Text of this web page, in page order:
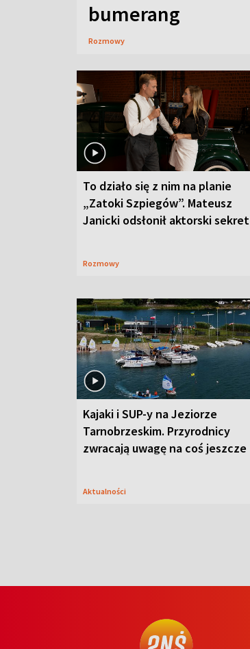
bumerang
Rozmowy
To działo się z nim na planie
„Zatoki Szpiegów”. Mateusz
Janicki odsłonił aktorski sekret
Rozmowy
Kajaki i SUP-y na Jeziorze
Tarnobrzeskim. Przyrodnicy
zwracają uwagę na coś jeszcze
Aktualności